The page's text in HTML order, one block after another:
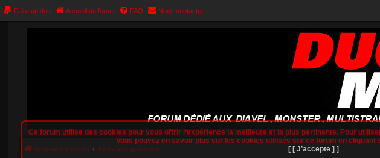
Faire un don Accueil du forum FAQ Nous contacter
Accueil du forum Foire aux questions
Ce forum utilise des cookies pour vous offrir l‘expérience la meilleure et la plus pertinente. Pour
Vous pouvez en savoir plus sur les cookies utilisés sur ce forum en cliquant
[ [ J’accepte ] ]